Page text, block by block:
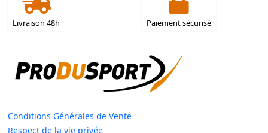
Livraison 48h Paiement sécurisé
Conditions Générales de Vente
Respect de la vie privée